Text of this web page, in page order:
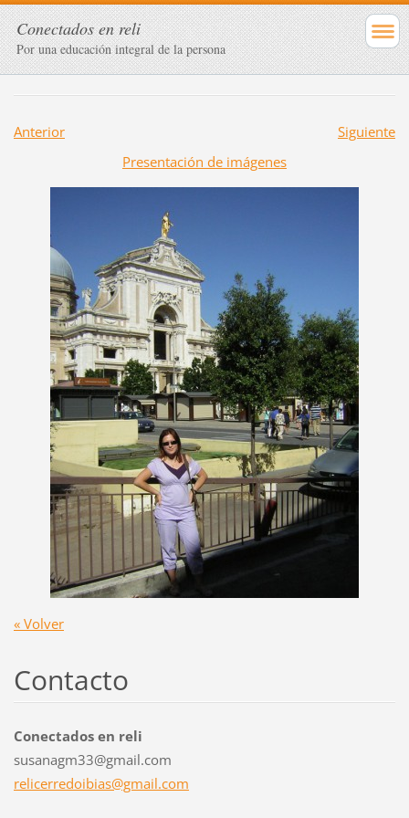
Conectados en reli
Por una educación integral de la persona
Anterior
Siguiente
Presentación de imágenes
« Volver
Contacto
Conectados en reli
susanagm33@gmail.com
relicerredoibias@gmail.com